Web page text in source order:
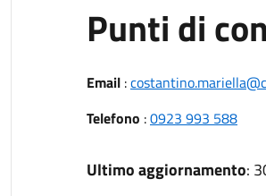
Punti di
Email:
Telefono :0923 993 588
Ultimo aggiornamento: